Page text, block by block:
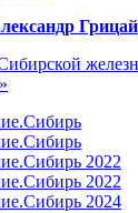
Грицай
2022
2022
2024